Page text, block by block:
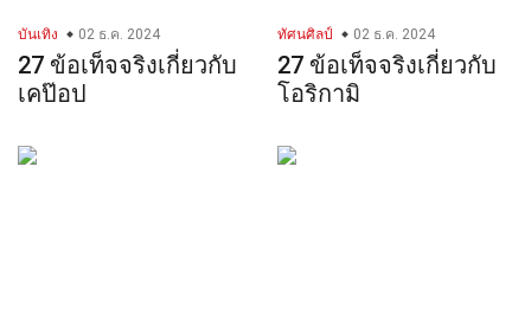
บันเทิง 02 ธ.ค. 2024
27 ข้อเท็จจริงเกี่ยวกับ
เคป๊อป
ทัศนศิลป์ 02 ธ.ค. 2024
27 ข้อเท็จจริงเกี่ยวกับ
โอริกามิ